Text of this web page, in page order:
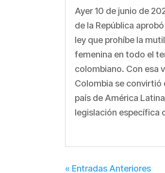
Ayer 10 de junio de
de la República
ley que prohíbe la
femenina en todo el
colombiano. Con esa
Colombia se convirtió
país de América
legislación específica
« Entradas Anteriores